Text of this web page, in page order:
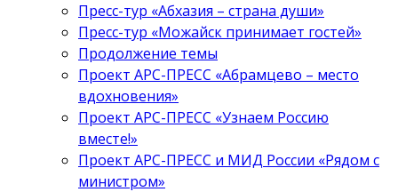
Пресс-тур «Абхазия – страна души»
Пресс-тур «Можайск принимает гостей»
Продолжение темы
Проект АРС-ПРЕСС «Абрамцево – место
вдохновения»
Проект АРС-ПРЕСС «Узнаем Россию
вместе!»
Проект АРС-ПРЕСС и МИД России «Рядом с
министром»